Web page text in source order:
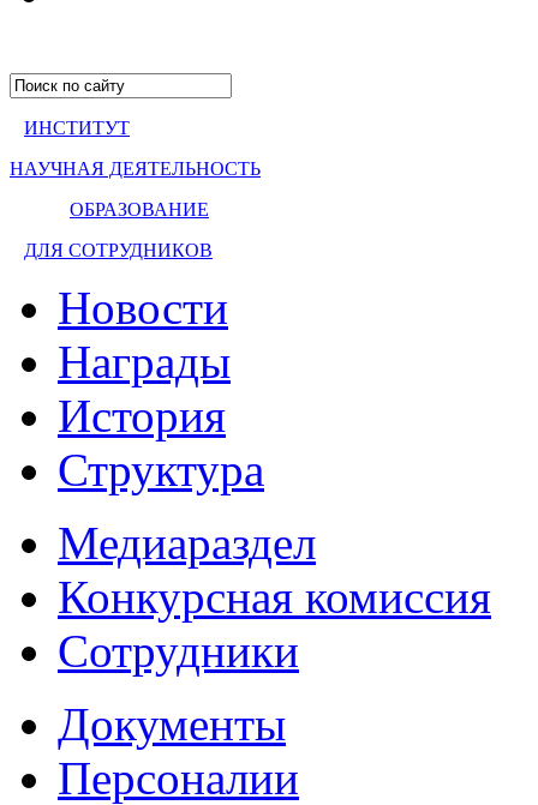
ИНСТИТУТ
НАУЧНАЯ ДЕЯТЕЛЬНОСТЬ
ОБРАЗОВАНИЕ
ДЛЯ СОТРУДНИКОВ
Новости
Награды
История
Структура
Медиараздел
Конкурсная комиссия
Сотрудники
Документы
Персоналии